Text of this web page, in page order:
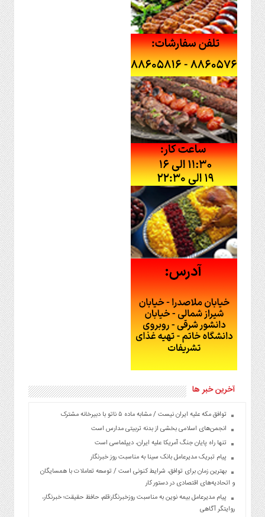
آخرین خبر ها
توافق مکه علیه ایران نیست / مشابه ماده ۵ ناتو با دبیرخانه مشترک
انجمن‌های اسلامی بخشی از بدنه تربیتی مدارس است
تنها راه پایان جنگ آمریکا علیه ایران، دیپلماسی است
پیام تبریک مدیرعامل بانک سینا به مناسبت روز خبرنگار
بهترین زمان برای توافق، شرایط کنونی است / توسعه تعاملات با همسایگان
و اتحادیه‌های اقتصادی در دستور کار
پیام مدیرعامل بیمه نوین به مناسبت روزخبرنگار:قلم، حافظ حقیقت؛ خبرنگار،
روایتگر آگاهی